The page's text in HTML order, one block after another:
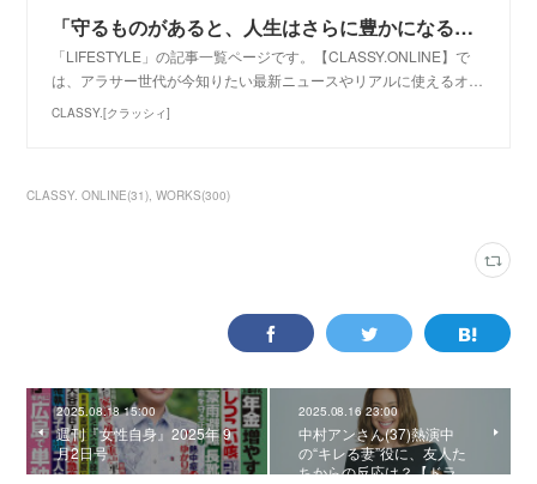
「守るものがあると、人生はさらに豊かになるのかも」中村アンさん(37)の結婚観とは | CLASSY.[クラッシィ]
「LIFESTYLE」の記事一覧ページです。【CLASSY.ONLINE】で
は、アラサー世代が今知りたい最新ニュースやリアルに使えるオ…
CLASSY.[クラッシィ]
CLASSY. ONLINE(31) WORKS(300)
2025.08.18 15:00
週刊『女性自身』2025年 9
月2日号
2025.08.16 23:00
中村アンさん(37)熱演中
の“キレる妻”役に、友人た
ちからの反応は？【ドラ…